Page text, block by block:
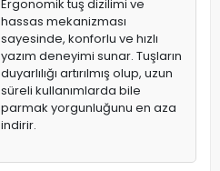
Ergonomik tuş dizilimi ve
hassas mekanizması
sayesinde, konforlu ve hızlı
yazım deneyimi sunar. Tuşların
duyarlılığı artırılmış olup, uzun
süreli kullanımlarda bile
parmak yorgunluğunu en aza
indirir.